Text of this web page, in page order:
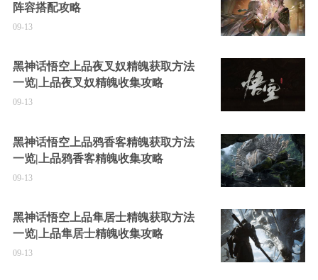
阵容搭配攻略
09-13
黑神话悟空上品夜叉奴精魄获取方法
一览|上品夜叉奴精魄收集攻略
09-13
黑神话悟空上品鸦香客精魄获取方法
一览|上品鸦香客精魄收集攻略
09-13
黑神话悟空上品隼居士精魄获取方法
一览|上品隼居士精魄收集攻略
09-13